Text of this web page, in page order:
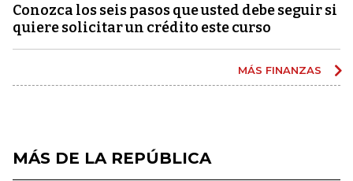
Conozca los seis pasos que usted debe seguir si
quiere solicitar un crédito este curso
MÁS FINANZAS
MÁS DE LA REPÚBLICA